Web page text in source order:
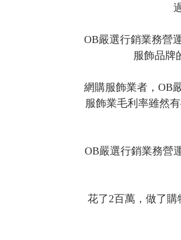
OB嚴選行銷業務營
服飾品牌
網購服飾業者，OB
服飾業毛利率雖然
OB嚴選行銷業務營
花了2百萬，做了購